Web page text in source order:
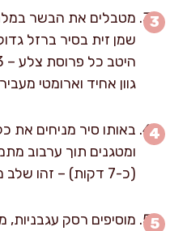
מטבלים את הבשר
שמן זית בסיר ברזל
גוון אחיד וארומטי
באותו סיר מניחים את
ומטגנים תוך ערבוב
(כ-7 דקות) – זהו שלב מרכזי לפיתוח טעמי עומק.
מוסיפים רסק עגבניות,